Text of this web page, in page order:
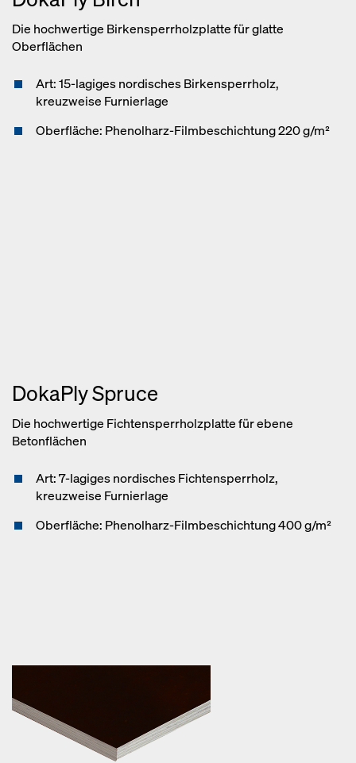
Die hochwertige Birkensperrholzplatte für glatte
Oberflächen
Art: 15-lagiges nordisches Birkensperrholz,
kreuzweise Furnierlage
Oberfläche: Phenolharz-Filmbeschichtung 220 g/m²
DokaPly Spruce
Die hochwertige Fichtensperrholzplatte für ebene
Betonflächen
Art: 7-lagiges nordisches Fichtensperrholz,
kreuzweise Furnierlage
Oberfläche: Phenolharz-Filmbeschichtung 400 g/m²